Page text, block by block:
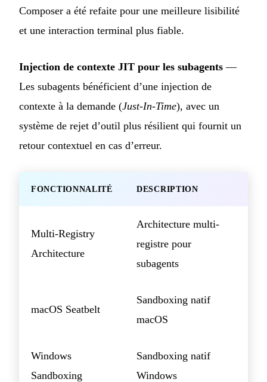
Composer a été refaite pour une meilleure lisibilité
et une interaction terminal plus fiable.
Injection de contexte JIT pour les subagents —
Les subagents bénéficient d’une injection de
contexte à la demande (Just-In-Time), avec un
système de rejet d’outil plus résilient qui fournit un
retour contextuel en cas d’erreur.
FONCTIONNALITÉ DESCRIPTION
Multi-Registry
Architecture
Architecture multi-
registre pour
subagents
macOS Seatbelt
Sandboxing natif
macOS
Windows
Sandboxing
Sandboxing natif
Windows